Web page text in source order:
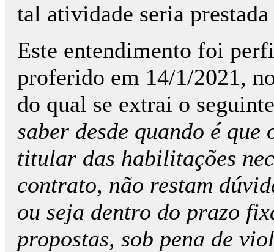
tal atividade seria
Este entendimento foi
proferido em 14/1/2021,
do qual se extrai o
saber desde quando é
titular das habilitações
contrato, não restam
ou seja dentro do prazo
propostas, sob pena de